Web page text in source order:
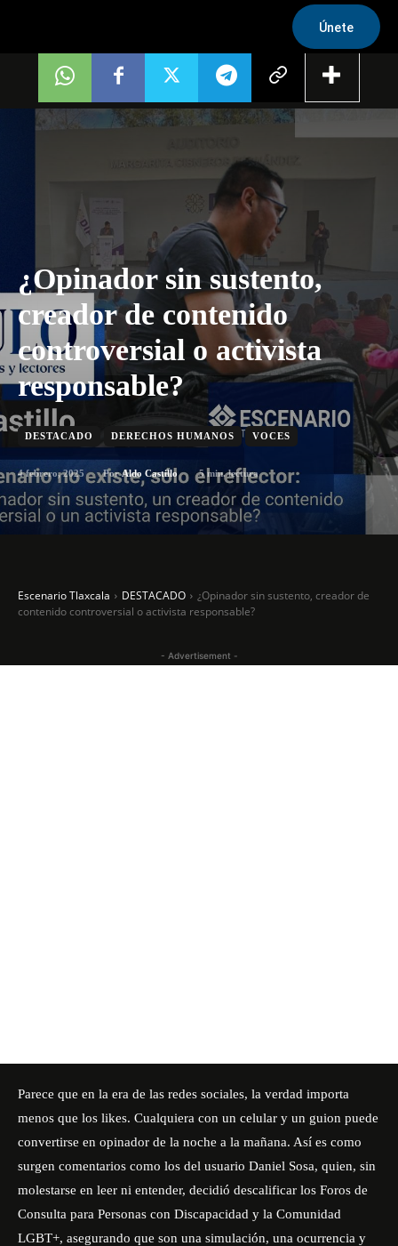
Únete
¿Opinador sin sustento,
creador de contenido
controversial o activista
responsable?
DESTACADO DERECHOS HUMANOS VOCES
4 febrero, 2025 Por Aldo Castillo 5min. lectura
Escenario Tlaxcala DESTACADO
¿Opinador sin sustento, creador de
contenido controversial o activista responsable?
- Advertisement -
Parece que en la era de las redes sociales, la verdad importa
menos que los likes. Cualquiera con un celular y un guion puede
convertirse en opinador de la noche a la mañana. Así es como
surgen comentarios como los del usuario Daniel Sosa, quien, sin
molestarse en leer ni entender, decidió descalificar los Foros de
Consulta para Personas con Discapacidad y la Comunidad
LGBT+, asegurando que son una simulación, una ocurrencia y